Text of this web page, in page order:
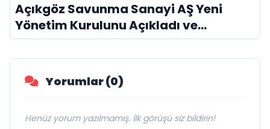
Açıkgöz Savunma Sanayi AŞ Yeni
Yönetim Kurulunu Açıkladı ve
Savunma Sanayinde Küresel Vizyon
Vurgusu
Yorumlar (0)
Henüz yorum yazılmamış. İlk görüşü siz bildirin!